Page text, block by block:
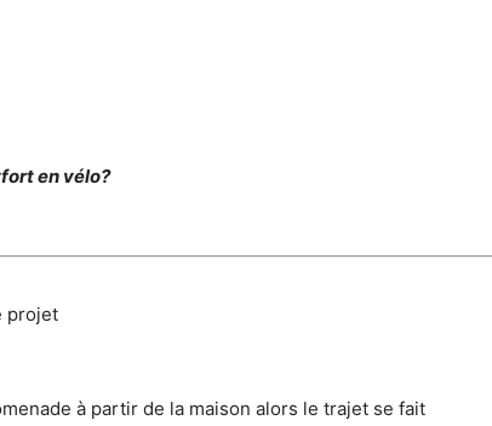
en vélo?
projet
à partir de la maison alors le trajet se fait